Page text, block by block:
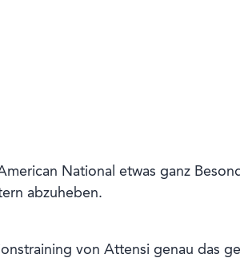
National etwas ganz
abzuheben.
von Attensi genau das